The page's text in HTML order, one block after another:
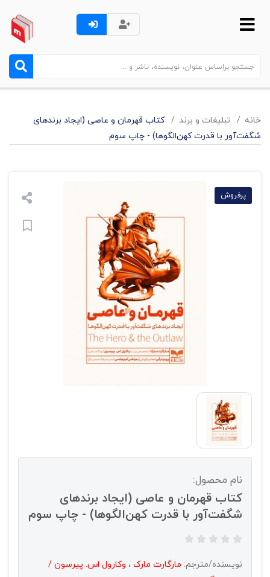
خانه تبليغات و برند
کتاب قهرمان و عاصی (ایجاد برندهای
شگفت‌آور با قدرت کهن‌الگوها) - چاپ سوم
پرفروش
نام محصول:
کتاب قهرمان و عاصی (ایجاد برندهای
شگفت‌آور با قدرت کهن‌الگوها) - چاپ سوم
نویسنده/مترجم: مارگارت مارک ، وکارول اس. پیرسون /